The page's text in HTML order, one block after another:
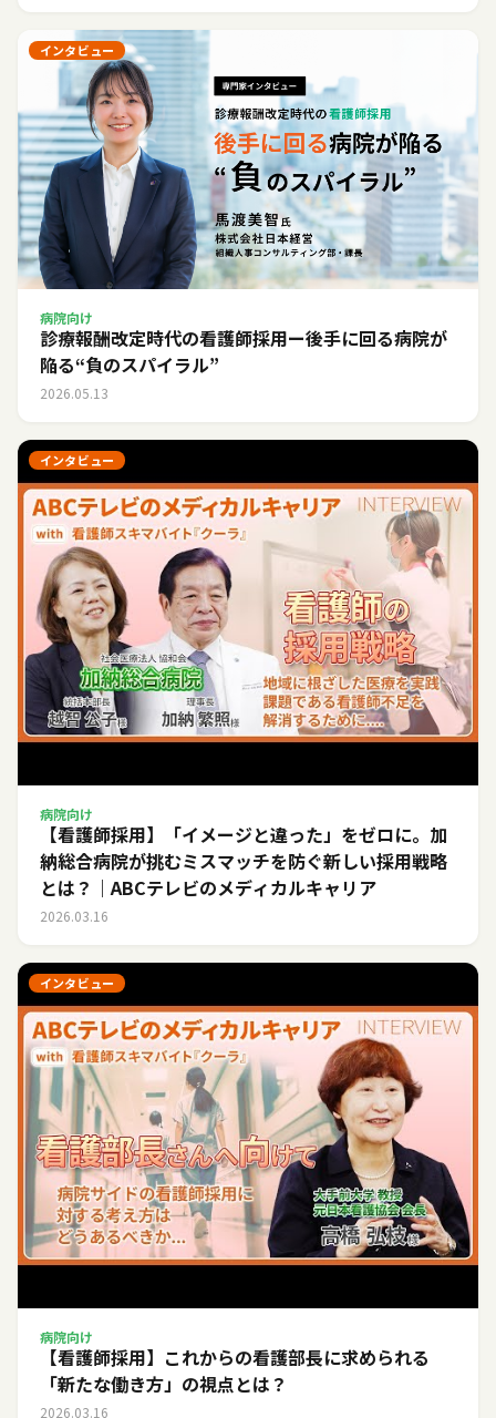
インタビュー
病院向け
診療報酬改定時代の看護師採用ー後手に回る病院が
陥る“負のスパイラル”
2026.05.13
インタビュー
病院向け
【看護師採用】「イメージと違った」をゼロに。加
納総合病院が挑むミスマッチを防ぐ新しい採用戦略
とは？｜ABCテレビのメディカルキャリア
2026.03.16
インタビュー
病院向け
【看護師採用】これからの看護部長に求められる
「新たな働き方」の視点とは？
2026.03.16